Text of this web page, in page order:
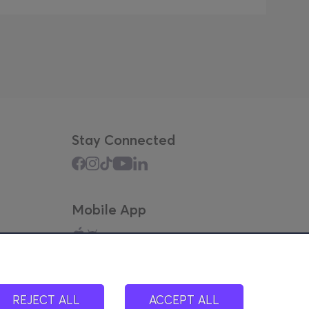
REJECT ALL ACCEPT ALL
Stay Connected
Mobile App